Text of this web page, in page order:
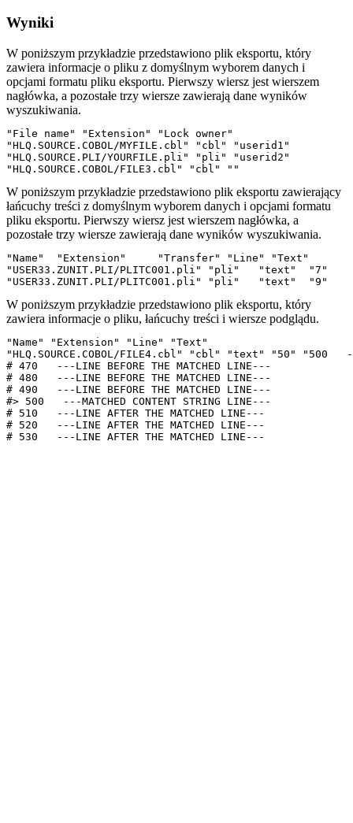
Wyniki
W poniższym przykładzie przedstawiono plik eksportu, który
zawiera informacje o pliku z domyślnym wyborem danych i
opcjami formatu pliku eksportu. Pierwszy wiersz jest wierszem
nagłówka, a pozostałe trzy wiersze zawierają dane wyników
wyszukiwania.
"File name" "Extension" "Lock owner"
"HLQ.SOURCE.COBOL/MYFILE.cbl" "cbl" "userid1"
"HLQ.SOURCE.PLI/YOURFILE.pli" "pli" "userid2"
W poniższym przykładzie przedstawiono plik eksportu zawierający
łańcuchy treści z domyślnym wyborem danych i opcjami formatu
pliku eksportu. Pierwszy wiersz jest wierszem nagłówka, a
pozostałe trzy wiersze zawierają dane wyników wyszukiwania.
"Name"	"Extension"	"Transfer" "Line" "Text"
"USER33.ZUNIT.PLI/PLITC001.pli"	"pli"	"text"	"7"	"| Component: IBM ZUnit (z/OS Automated Unit Testing Framework)    |"
W poniższym przykładzie przedstawiono plik eksportu, który
zawiera informacje o pliku, łańcuchy treści i wiersze podglądu.
"Name" "Extension" "Line" "Text"
"HLQ.SOURCE.COBOL/FILE4.cbl" "cbl" "text" "50"
# 470   ---LINE BEFORE THE
# 480   ---LINE BEFORE THE
# 490   ---LINE BEFORE THE
#> 500   ---MATCHED CONTENT
# 510   ---LINE AFTER THE
# 520   ---LINE AFTER THE
# 530   ---LINE AFTER THE MATCHED LINE---